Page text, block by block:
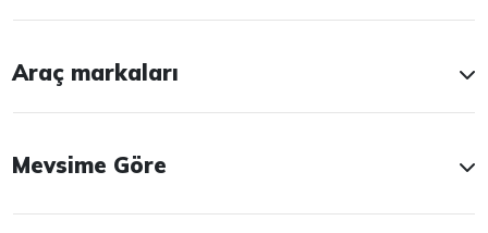
Araç markaları
Mevsime Göre